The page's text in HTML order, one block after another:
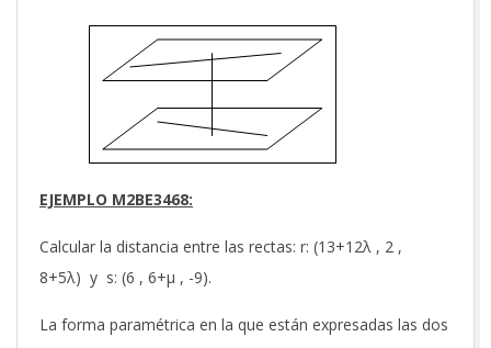
EJEMPLO M2BE3468:
Calcular la distancia entre las rectas: r: (13+12λ , 2 ,
8+5λ) y s: (6 , 6+μ , -9).
La forma paramétrica en la que están expresadas las dos